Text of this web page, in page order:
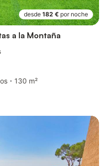
desde 182 € por noche
a la Montaña
130 m²